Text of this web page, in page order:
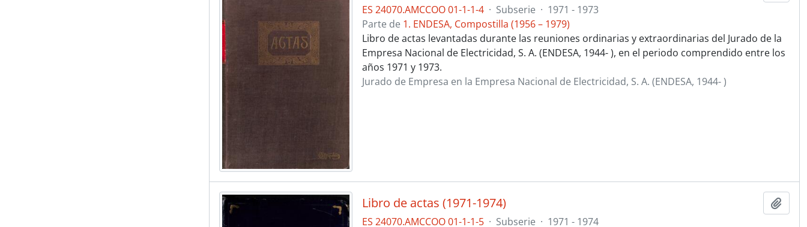
ES 24070.AMCCOO 01-1-1-4 · Subserie · 1971 - 1973
Parte de 1. ENDESA, Compostilla (1956 – 1979)
Libro de actas levantadas durante las reuniones ordinarias y extraordinarias del Jurado de la
Empresa Nacional de Electricidad, S. A. (ENDESA, 1944- ), en el periodo comprendido entre los
años 1971 y 1973.
Jurado de Empresa en la Empresa Nacional de Electricidad, S. A. (ENDESA, 1944- )
Libro de actas (1971-1974)
ES 24070.AMCCOO 01-1-1-5 · Subserie · 1971 - 1974